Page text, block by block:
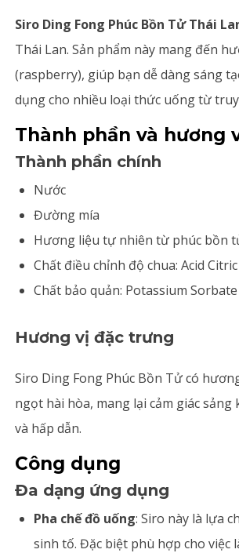
Siro Ding Fong Phúc Bồn Tử Thái
Thái Lan. Sản phẩm này mang đến
(raspberry), giúp bạn dễ dàng sáng
dụng cho nhiều loại thức uống từ
Thành phần và hương
Thành phần chính
Nước
Đường mía
Hương liệu tự nhiên từ phúc bồn
Chất điều chỉnh độ chua: Acid Citric
Chất bảo quản: Potassium Sorbate
Hương vị đặc trưng
Siro Ding Fong Phúc Bồn Tử có
ngọt hài hòa, mang lại cảm giác
và hấp dẫn.
Công dụng
Đa dạng ứng dụng
Pha chế đồ uống: Siro này là lựa
sinh tố. Đặc biệt phù hợp cho việc